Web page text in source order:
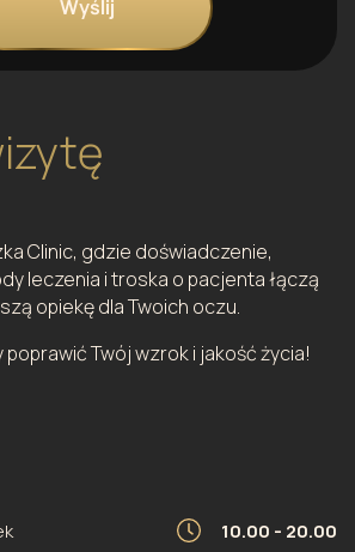
Clinic, gdzie doświadczenie,
leczenia i troska o pacjenta łączą
opiekę dla Twoich oczu.
poprawić Twój wzrok i jakość życia!
10.00 - 20.00